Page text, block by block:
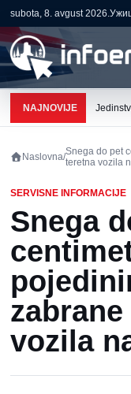
subota, 8. avgust 2026.
NAJNOVIJE
Naslovna/Snega do pet
teretna vozila
SERVISNE INFORMACIJE
Snega
vozila